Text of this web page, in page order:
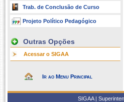
Trab. de Conclusão de Curso
Projeto Político Pedagógico
Outras Opções
Acessar o SIGAA
Ir ao Menu Principal
SIGAA |